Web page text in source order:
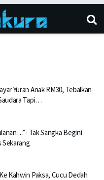
Yuran Anak RM30, Tebalkan
Tapi…
Tak Sangka Begini
Kahwin Paksa, Cucu Dedah